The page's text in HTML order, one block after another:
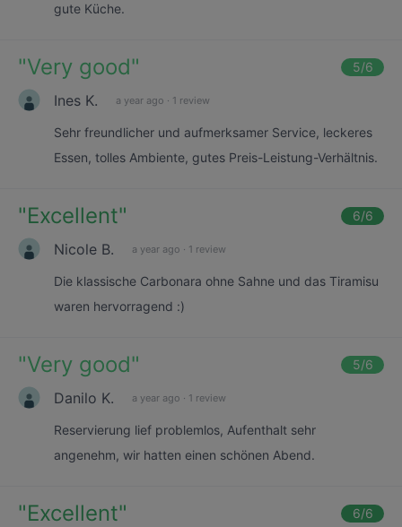
gute Küche.
"Very good" 5/6
Ines K. a year ago · 1 review
Sehr freundlicher und aufmerksamer Service, leckeres
Essen, tolles Ambiente, gutes Preis-Leistung-Verhältnis.
"Excellent" 6/6
Nicole B. a year ago · 1 review
Die klassische Carbonara ohne Sahne und das Tiramisu
waren hervorragend :)
"Very good" 5/6
Danilo K. a year ago · 1 review
Reservierung lief problemlos, Aufenthalt sehr
angenehm, wir hatten einen schönen Abend.
"Excellent" 6/6